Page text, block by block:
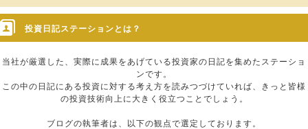
投資日記ステーションとは？
当社が厳選した、実際に成果をあげている投資家の日記を集めたステーショ
ンです。
この中の日記にある投資に対する考え方を読みつづけていれば、きっと皆様
の投資技術向上に大きく役立つことでしょう。
ブログの執筆者は、以下の観点で選定しております。